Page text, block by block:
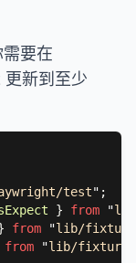
需要在
新到至少
test"
} from "
from "lib/
from "lib/fixtures/